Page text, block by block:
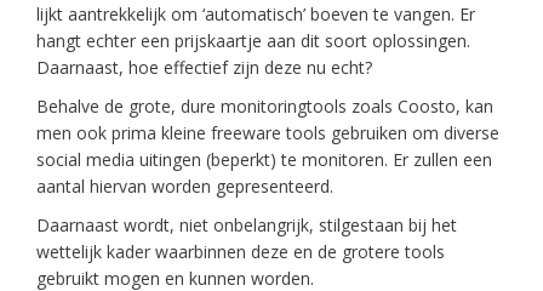
lijkt aantrekkelijk om ‘automatisch’ boeven te vangen. Er
hangt echter een prijskaartje aan dit soort oplossingen.
Daarnaast, hoe effectief zijn deze nu echt?
Behalve de grote, dure monitoringtools zoals Coosto, kan
men ook prima kleine freeware tools gebruiken om diverse
social media uitingen (beperkt) te monitoren. Er zullen een
aantal hiervan worden gepresenteerd.
Daarnaast wordt, niet onbelangrijk, stilgestaan bij het
wettelijk kader waarbinnen deze en de grotere tools
gebruikt mogen en kunnen worden.